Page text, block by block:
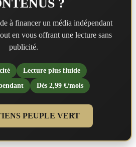
?
à financer un média indépendant
en vous offrant une lecture sans
publicité.
Lecture plus fluide
Dès 2,99 €/mois
PEUPLE VERT